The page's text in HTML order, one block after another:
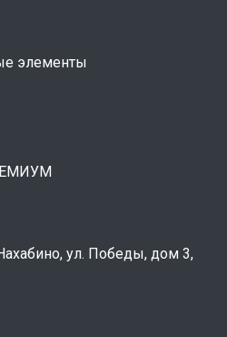
элементы
ул. Победы, дом 3,